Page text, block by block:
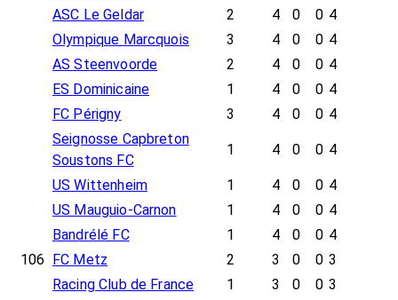
ASC Le Geldar
2 4 0 0 4
Olympique Marcquois
3 4 0 0 4
AS Steenvoorde
2 4 0 0 4
ES Dominicaine
1 4 0 0 4
FC Périgny
3 4 0 0 4
Seignosse Capbreton
Soustons FC
1 4 0 0 4
US Wittenheim 1 4 0 0 4
US Mauguio-Carnon
1 4 0 0 4
Bandrélé FC
1 4 0 0 4
106
FC Metz 2 3 0 0 3
Racing Club de France
1 3 0 0 3